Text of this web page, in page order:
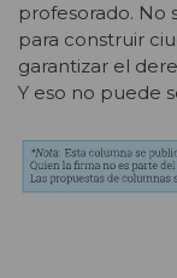
profesorado. No
para construir
garantizar el
Y eso no puede